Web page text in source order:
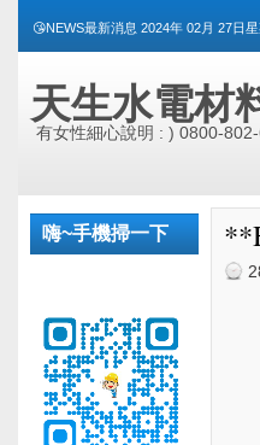
😘NEWS最新消息 2024年 02月 27日
天生水電材
有女性細心說明 : ) 0800-
嗨~手機掃一下